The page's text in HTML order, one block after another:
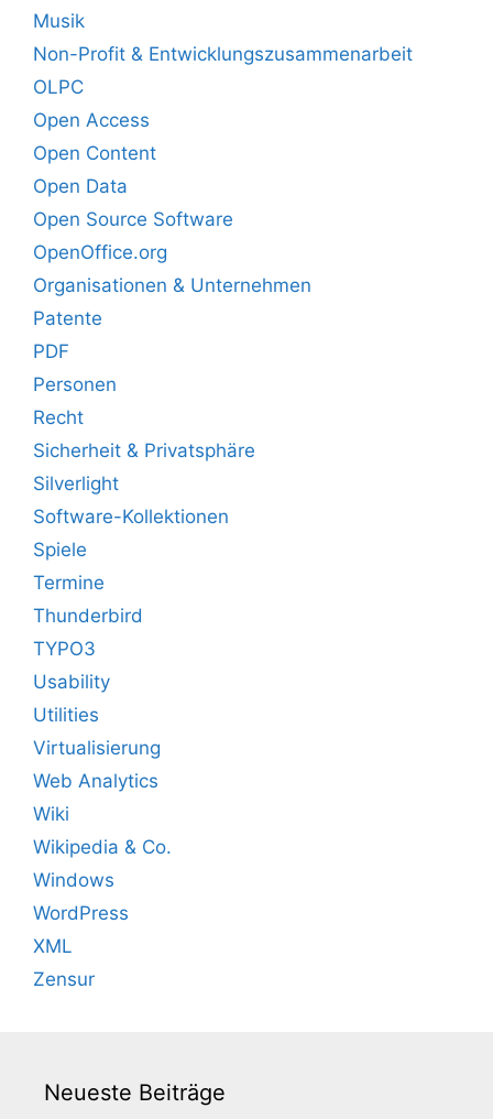
Musik
Non-Profit & Entwicklungszusammenarbeit
OLPC
Open Access
Open Content
Open Data
Open Source Software
OpenOffice.org
Organisationen & Unternehmen
Patente
PDF
Personen
Recht
Sicherheit & Privatsphäre
Silverlight
Software-Kollektionen
Spiele
Termine
Thunderbird
TYPO3
Usability
Utilities
Virtualisierung
Web Analytics
Wiki
Wikipedia & Co.
Windows
WordPress
XML
Zensur
Neueste Beiträge